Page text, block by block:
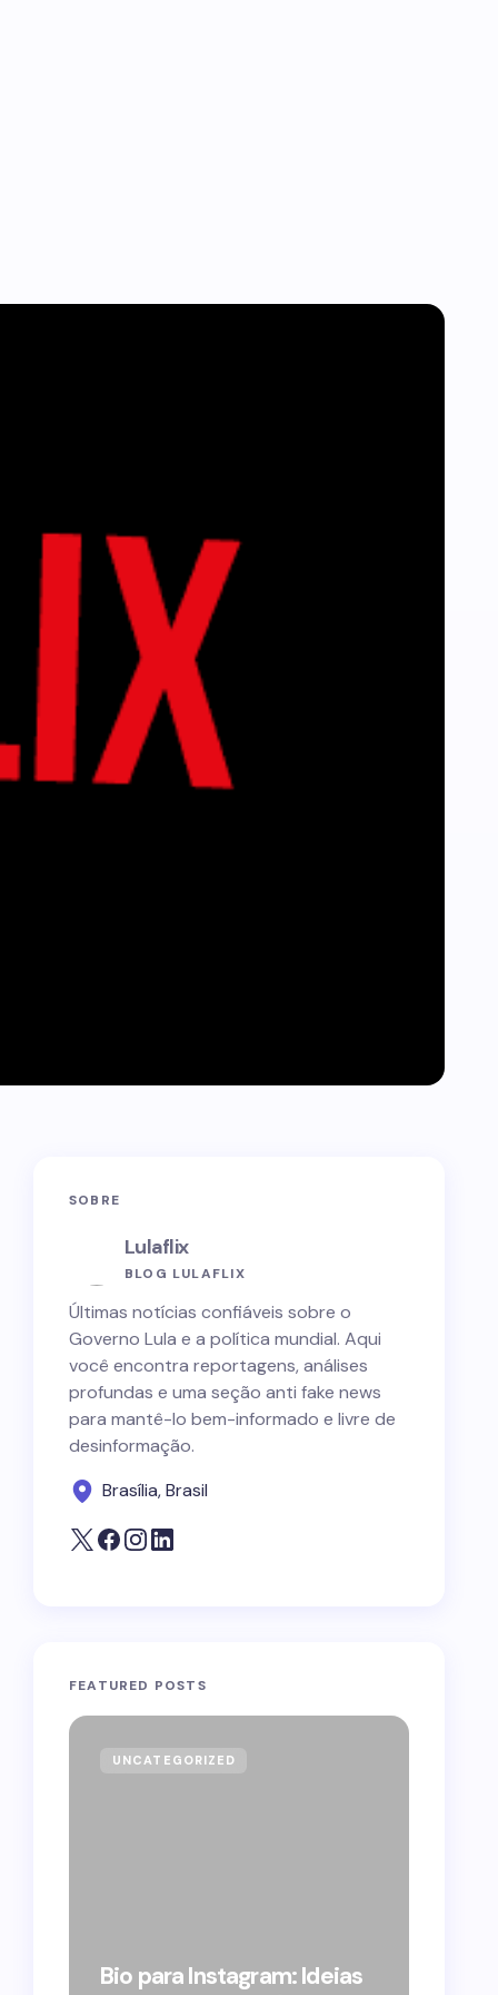
SOBRE
Lulaflix
BLOG LULAFLIX
Últimas notícias confiáveis sobre o
Governo Lula e a política mundial. Aqui
você encontra reportagens, análises
profundas e uma seção anti fake news
para mantê-lo bem-informado e livre de
desinformação.
Brasília, Brasil
FEATURED POSTS
UNCATEGORIZED
Bio para Instagram: Ideias